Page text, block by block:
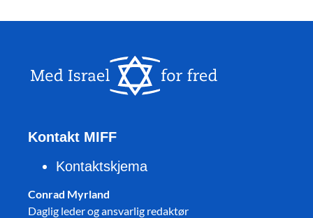
Kontakt MIFF
Kontaktskjema
Conrad Myrland
Daglig leder og ansvarlig redaktør